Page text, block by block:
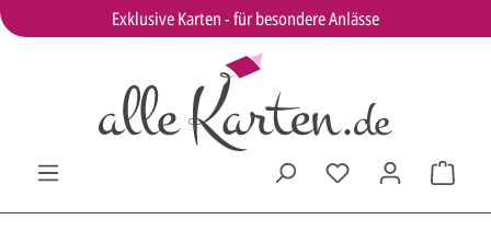
Exklusive Karten - für besondere Anlässe